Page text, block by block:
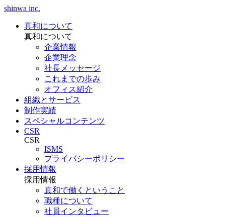
shinwa inc.
真和について
真和について
企業情報
企業理念
社長メッセージ
これまでの歩み
オフィス紹介
組織とサービス
制作実績
スペシャルコンテンツ
CSR
CSR
ISMS
プライバシーポリシー
採用情報
採用情報
真和で働くということ
職種について
社員インタビュー